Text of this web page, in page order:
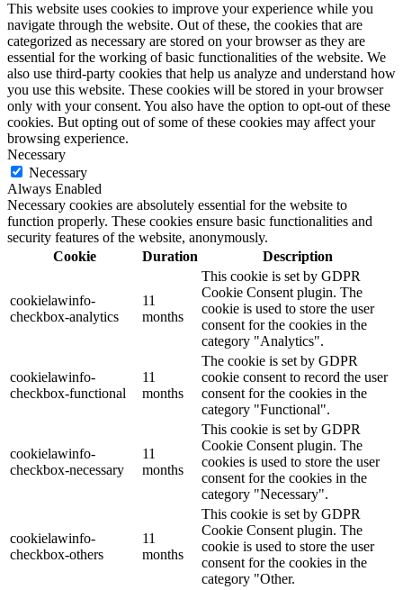
This website uses cookies to improve your experience while you
navigate through the website. Out of these, the cookies that are
categorized as necessary are stored on your browser as they are
essential for the working of basic functionalities of the website. We
also use third-party cookies that help us analyze and understand how
you use this website. These cookies will be stored in your browser
only with your consent. You also have the option to opt-out of these
cookies. But opting out of some of these cookies may affect your
browsing experience.
Necessary
Necessary
Always Enabled
Necessary cookies are absolutely essential for the website to
function properly. These cookies ensure basic functionalities and
security features of the website, anonymously.
Cookie
Duration Description
cookielawinfo-
checkbox-analytics
11
months
This cookie is set by GDPR
Cookie Consent plugin. The
cookie is used to store the user
consent for the cookies in the
category "Analytics".
cookielawinfo-
checkbox-functional
11
months
The cookie is set by GDPR
cookie consent to record the user
consent for the cookies in the
category "Functional".
cookielawinfo-
checkbox-necessary
11
months
This cookie is set by GDPR
Cookie Consent plugin. The
cookies is used to store the user
consent for the cookies in the
category "Necessary".
cookielawinfo-
checkbox-others
11
months
This cookie is set by GDPR
Cookie Consent plugin. The
cookie is used to store the user
consent for the cookies in the
category "Other.